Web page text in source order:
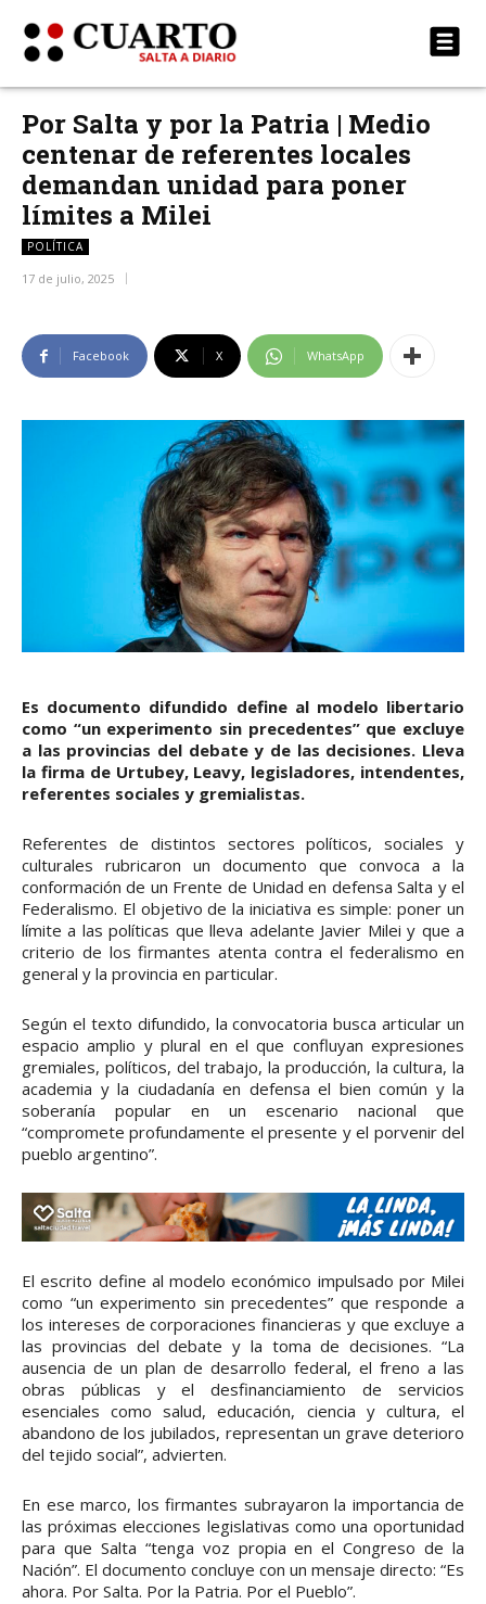
Por Salta y por la Patria | Medio
centenar de referentes locales
demandan unidad para poner
límites a Milei
POLÍTICA
17 de julio, 2025
Facebook X WhatsApp
Es documento difundido define al modelo libertario
como “un experimento sin precedentes” que excluye
a las provincias del debate y de las decisiones. Lleva
la firma de Urtubey, Leavy, legisladores, intendentes,
referentes sociales y gremialistas.
Referentes de distintos sectores políticos, sociales y
culturales rubricaron un documento que convoca a la
conformación de un Frente de Unidad en defensa Salta y el
Federalismo. El objetivo de la iniciativa es simple: poner un
límite a las políticas que lleva adelante Javier Milei y que a
criterio de los firmantes atenta contra el federalismo en
general y la provincia en particular.
Según el texto difundido, la convocatoria busca articular un
espacio amplio y plural en el que confluyan expresiones
gremiales, políticos, del trabajo, la producción, la cultura, la
academia y la ciudadanía en defensa el bien común y la
soberanía popular en un escenario nacional que
“compromete profundamente el presente y el porvenir del
pueblo argentino”.
El escrito define al modelo económico impulsado por Milei
como “un experimento sin precedentes” que responde a
los intereses de corporaciones financieras y que excluye a
las provincias del debate y la toma de decisiones. “La
ausencia de un plan de desarrollo federal, el freno a las
obras públicas y el desfinanciamiento de servicios
esenciales como salud, educación, ciencia y cultura, el
abandono de los jubilados, representan un grave deterioro
del tejido social”, advierten.
En ese marco, los firmantes subrayaron la importancia de
las próximas elecciones legislativas como una oportunidad
para que Salta “tenga voz propia en el Congreso de la
Nación”. El documento concluye con un mensaje directo: “Es
ahora. Por Salta. Por la Patria. Por el Pueblo”.